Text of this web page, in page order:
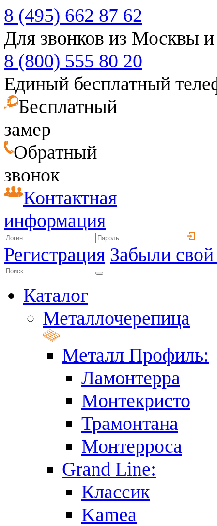
8 (495) 662 87 62
Для звонков из Москвы
8 (800) 555 80 20
Единый бесплатный
Бесплатный
замер
Обратный
звонок
Контактная
информация
Регистрация Забыли
Каталог
Металлочерепица
Металл Профиль:
Ламонтерра
Монтекристо
Трамонтана
Монтерроса
Grand Line:
Классик
Kamea